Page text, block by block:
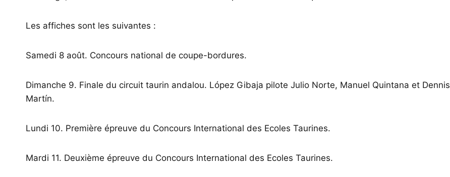
Les affiches sont les suivantes :
Samedi 8 août. Concours national de coupe-bordures.
Dimanche 9. Finale du circuit taurin andalou. López Gibaja pilote Julio Norte, Manuel Quintana et Dennis
Martín.
Lundi 10. Première épreuve du Concours International des Ecoles Taurines.
Mardi 11. Deuxième épreuve du Concours International des Ecoles Taurines.